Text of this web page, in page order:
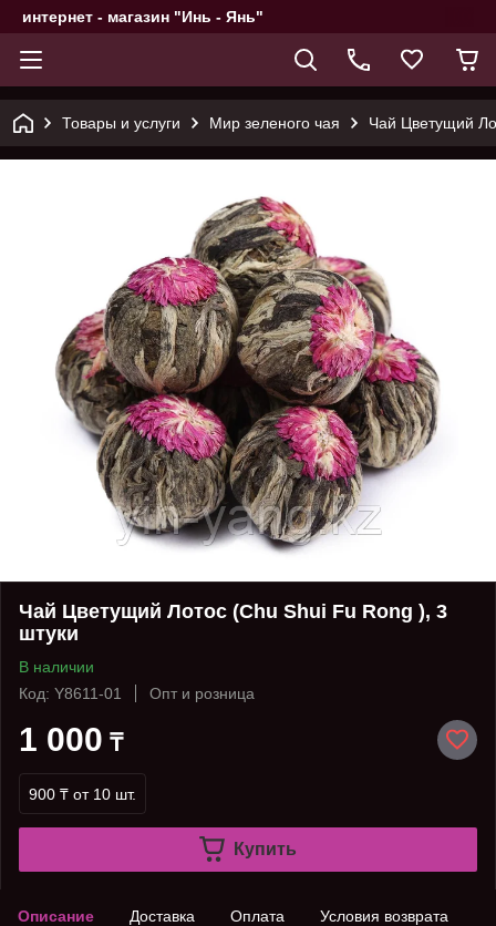
интернет - магазин "Инь - Янь"
Товары и услуги Мир зеленого чая Чай Цветущий
Чай Цветущий Лотос (Chu Shui Fu Rong ), 3
штуки
В наличии
Код: Y8611-01
Опт и розница
1 000 ₸
900 ₸ от 10 шт.
Купить
Описание Доставка Оплата Условия возврата